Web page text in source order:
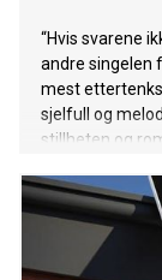
“Hvis svarene
andre singelen
mest
sjelfull og
stillheten og